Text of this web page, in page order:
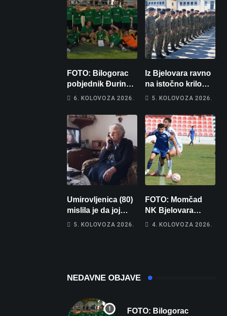
FOTO: Bilogorac
pobjednik Đurinog
memorijala
6. KOLOVOZA 2026.
Iz Bjelovara ravno
na istočno krilo
NATO-a: Evo kamo
vojnika i 6
vojnikinja
5. KOLOVOZA 2026.
Umirovljenica (80)
mislila je da joj
piše kći pa ostala
5. KOLOVOZA 2026.
FOTO: Momčad
NK Bjelovara
poprima jesenski
4. KOLOVOZA 2026.
NEDAVNE OBJAVE
FOTO: Bilogorac